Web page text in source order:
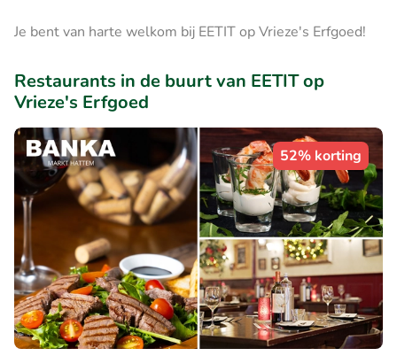
Je bent van harte welkom bij EETIT op Vrieze's Erfgoed!
Restaurants in de buurt van EETIT op
Vrieze's Erfgoed
52% korting